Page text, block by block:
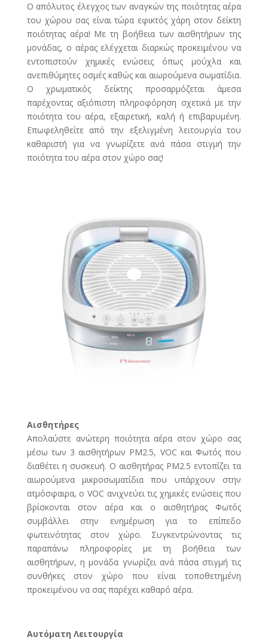
Ο απόλυτος έλεγχος των αναγκών της ποιότητας αέρα
του χώρου σας είναι τώρα εφικτός χάρη στον δείκτη
ποιότητας αέρα! Με τη βοήθεια των αισθητήρων της
μονάδας, ο αέρας ελέγχεται διαρκώς προκειμένου να
εντοπιστούν χημικές ενώσεις όπως μούχλα και
ανεπιθύμητες οσμές καθώς και αιωρούμενα σωματίδια.
Ο χρωματικός δείκτης προσαρμόζεται άμεσα
παρέχοντας αξιόπιστη πληροφόρηση σχετικά με την
ποιότητα του αέρα, εξαιρετική, καλή ή επιβαρυμένη.
Επωφεληθείτε από την εξελιγμένη λειτουργία του
καθαριστή για να γνωρίζετε ανά πάσα στιγμή την
ποιότητα του αέρα στον χώρο σας!
Αισθητήρες
Απολαύστε ανώτερη ποιότητα αέρα στον χώρο σας
μέσω των 3 αισθητήρων PM2.5, VOC και Φωτός που
διαθέτει η συσκευή. Ο αισθητήρας PM2.5 εντοπίζει τα
αιωρούμενα μικροσωματίδια που υπάρχουν στην
ατμόσφαιρα, ο VOC ανιχνεύει τις χημικές ενώσεις που
βρίσκονται στον αέρα και ο αισθητήρας Φωτός
συμβάλλει στην ενημέρωση για το επίπεδο
φωτεινότητας στον χώρο. Συγκεντρώνοντας τις
παραπάνω πληροφορίες με τη βοήθεια των
αισθητήρων, η μονάδα γνωρίζει ανά πάσα στιγμή τις
συνθήκες στον χώρο που είναι τοποθετημένη
προκειμένου να σας παρέχει καθαρό αέρα.
Αυτόματη Λειτουργία